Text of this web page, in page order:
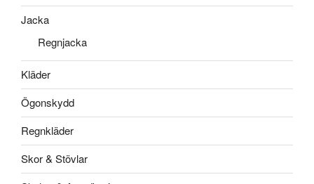
Jacka
Regnjacka
Kläder
Ögonskydd
Regnkläder
Skor & Stövlar